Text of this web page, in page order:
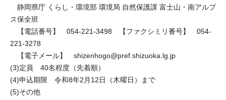
静岡県庁 くらし・環境部 環境局 自然保護課 富士山・南アルプ
ス保全班
【電話番号】 054-221-3498 【ファクシミリ番号】 054-
221-3278
【電子メール】 shizenhogo@pref.shizuoka.lg.jp
(3)定員 40名程度（先着順）
(4)申込期限 令和8年2月12日（木曜日）まで
(5)その他